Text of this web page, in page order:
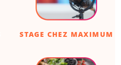
STAGE CHEZ MAXIMUM